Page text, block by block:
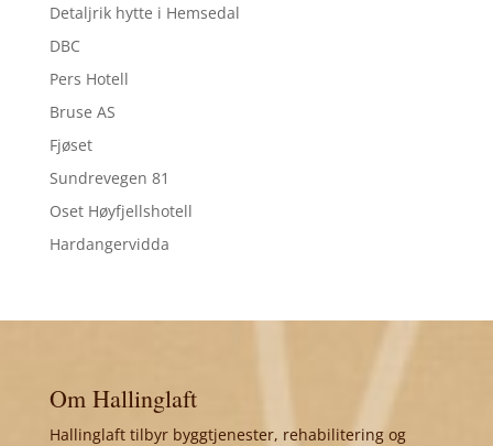
Detaljrik hytte i Hemsedal
DBC
Pers Hotell
Bruse AS
Fjøset
Sundrevegen 81
Oset Høyfjellshotell
Hardangervidda
Om Hallinglaft
Hallinglaft tilbyr byggtjenester, rehabilitering og